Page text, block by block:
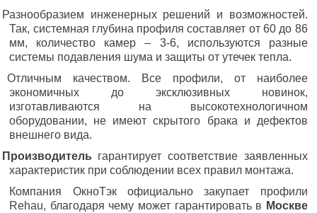
Разнообразием инженерных решений и возможностей.
Так, системная глубина профиля составляет от 60 до 86
мм, количество камер – 3-6, используются разные
системы подавления шума и защиты от утечек тепла.
Отличным качеством. Все профили, от наиболее
экономичных до эксклюзивных новинок,
изготавливаются на высокотехнологичном
оборудовании, не имеют скрытого брака и дефектов
внешнего вида.
Производитель гарантирует соответствие заявленных
характеристик при соблюдении всех правил монтажа.
Компания ОкноТэк официально закупает профили
Rehau, благодаря чему может гарантировать в Москве